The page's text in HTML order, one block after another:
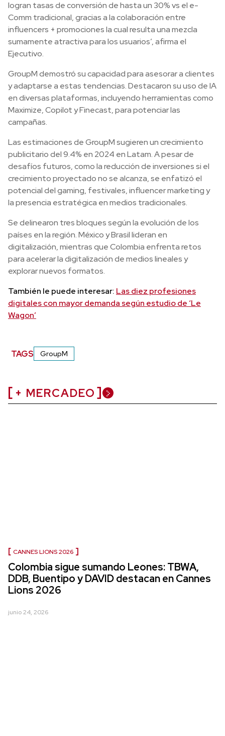
logran tasas de conversión de hasta un 30% vs el e-
Comm tradicional, gracias a la colaboración entre
influencers + promociones la cual resulta una mezcla
sumamente atractiva para los usuarios’, afirma el
Ejecutivo.
GroupM demostró su capacidad para asesorar a clientes
y adaptarse a estas tendencias. Destacaron su uso de IA
en diversas plataformas, incluyendo herramientas como
Maximize, Copilot y Finecast, para potenciar las
campañas.
Las estimaciones de GroupM sugieren un crecimiento
publicitario del 9.4% en 2024 en Latam. A pesar de
desafíos futuros, como la reducción de inversiones si el
crecimiento proyectado no se alcanza, se enfatizó el
potencial del gaming, festivales, influencer marketing y
la presencia estratégica en medios tradicionales.
Se delinearon tres bloques según la evolución de los
países en la región. México y Brasil lideran en
digitalización, mientras que Colombia enfrenta retos
para acelerar la digitalización de medios lineales y
explorar nuevos formatos.
También le puede interesar: Las diez profesiones
digitales con mayor demanda según estudio de ‘Le
Wagon’
TAGS GroupM
+ MERCADEO
CANNES LIONS 2026
Colombia sigue sumando Leones: TBWA,
DDB, Buentipo y DAVID destacan en Cannes
Lions 2026
junio 24, 2026